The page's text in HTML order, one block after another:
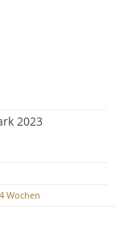
2023
Wochen